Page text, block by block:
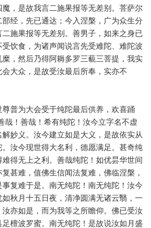
，是故我言二施果报等无差别。菩萨尔
经，先已通达；今入涅槃，广为众生分
施果报等无差别。善男子，如来之身已
饮食，为诸声闻说言先受难陀、难陀波
糜，然后乃得阿耨多罗三藐三菩提，我实
大众，是故受汝最后所奉，实亦不
普为大会受于纯陀最后供养，欢喜踊
哉！善哉！希有纯陀！汝今立字名不虚
妙义。汝今建立如是大义，是故依实从
。汝今现世得大名利，德愿满足。甚奇纯
难得无上之利。善哉纯陀！如优昙华世间
甚难，值佛生信闻法复难，佛临涅槃，
复难于是。南无纯陀！南无纯陀！汝今
秋月十五日夜，清净圆满无诸云翳，一
亦如是，而为我等之所瞻仰。佛已受汝
檀波罗蜜。南无纯陀！是故说汝如月盛